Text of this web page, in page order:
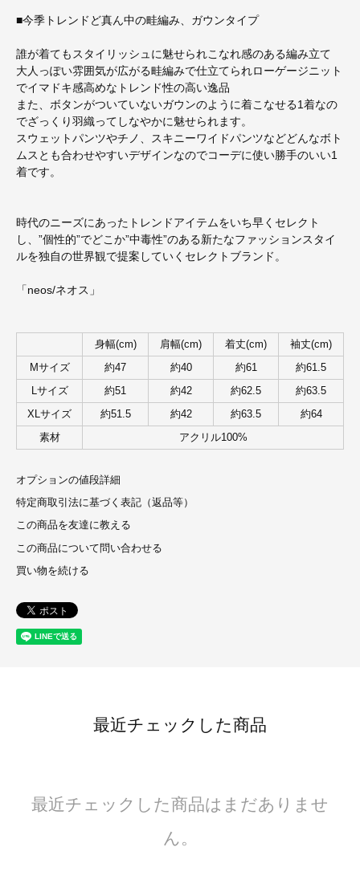
■今季トレンドど真ん中の畦編み、ガウンタイプ
誰が着てもスタイリッシュに魅せられこなれ感のある編み立て
大人っぽい雰囲気が広がる畦編みで仕立てられローゲージニット
でイマドキ感高めなトレンド性の高い逸品
また、ボタンがついていないガウンのように着こなせる1着なの
でざっくり羽織ってしなやかに魅せられます。
スウェットパンツやチノ、スキニーワイドパンツなどどんなボト
ムスとも合わせやすいデザインなのでコーデに使い勝手のいい1
着です。
時代のニーズにあったトレンドアイテムをいち早くセレクト
し、”個性的”でどこか”中毒性”のある新たなファッションスタイ
ルを独自の世界観で提案していくセレクトブランド。
「neos/ネオス」
身幅(cm) 肩幅(cm) 着丈(cm) 袖丈(cm)
Mサイズ 約47 約40 約61 約61.5
Lサイズ 約51 約42 約62.5 約63.5
XLサイズ 約51.5 約42 約63.5 約64
素材 アクリル100%
オプションの値段詳細
特定商取引法に基づく表記（返品等）
この商品を友達に教える
この商品について問い合わせる
買い物を続ける
最近チェックした商品
最近チェックした商品はまだありませ
ん。